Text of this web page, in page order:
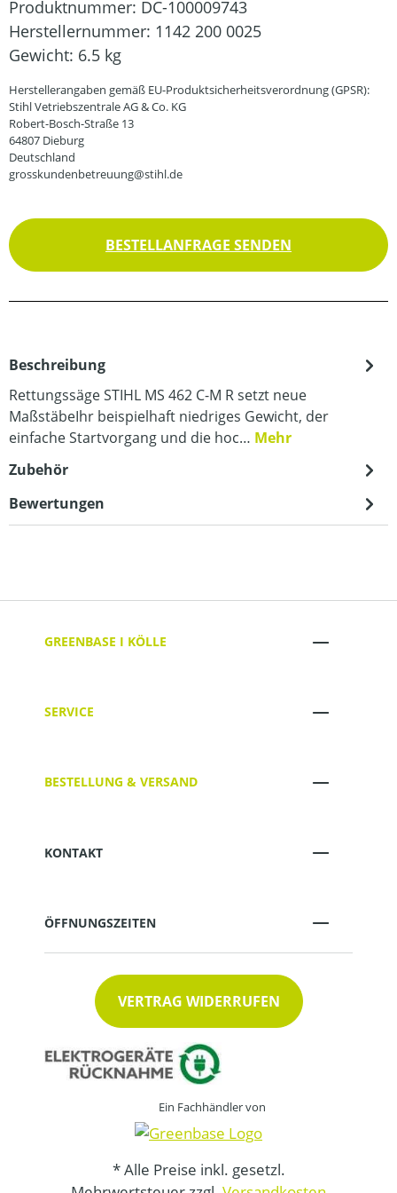
Produktnummer: DC-100009743
Herstellernummer: 1142 200 0025
Gewicht: 6.5 kg
Herstellerangaben gemäß EU-Produktsicherheitsverordnung (GPSR):
Stihl Vetriebszentrale AG & Co. KG
Robert-Bosch-Straße 13
64807 Dieburg
Deutschland
grosskundenbetreuung@stihl.de
BESTELLANFRAGE SENDEN
Beschreibung
Rettungssäge STIHL MS 462 C-M R setzt neue
MaßstäbeIhr beispielhaft niedriges Gewicht, der
einfache Startvorgang und die hoc… Mehr
Zubehör
Bewertungen
GREENBASE I KÖLLE
SERVICE
BESTELLUNG & VERSAND
KONTAKT
ÖFFNUNGSZEITEN
VERTRAG WIDERRUFEN
Ein Fachhändler von
* Alle Preise inkl. gesetzl.